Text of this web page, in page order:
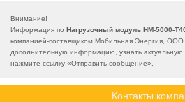
Внимание!
Информация по Нагрузочный модуль НМ-5000-
компанией-поставщиком Мобильная Энергия,
дополнительную информацию, узнать актуальную
нажмите ссылку «Отправить сообщение».
Контакты